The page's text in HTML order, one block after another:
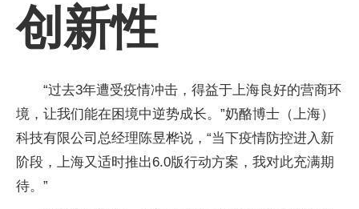
创新性
“过去3年遭受疫情冲击，得益于上海良好的营商环
境，让我们能在困境中逆势成长。”奶酪博士（上海）
科技有限公司总经理陈昱桦说，“当下疫情防控进入新
阶段，上海又适时推出6.0版行动方案，我对此充满期
待。”